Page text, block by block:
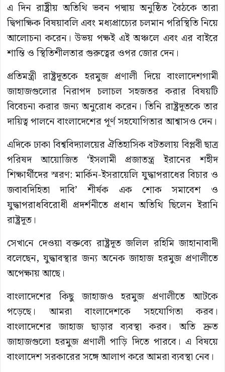
এ দিন রাষ্ট্রীয় অতিথি ভবন পদ্মায় অনুষ্ঠিত বৈঠকে তারা
দ্বিপাক্ষিক বিষয়াবলি এবং মধ্যপ্রাচ্যের চলমান পরিস্থিতি নিয়ে
আলোচনা করেন। উভয় পক্ষই এই অঞ্চলে এবং এর বাইরে
শান্তি ও স্থিতিশীলতার গুরুত্বের ওপর জোর দেন।
প্রতিমন্ত্রী রাষ্ট্রদূতকে হরমুজ প্রণালী দিয়ে বাংলাদেশগামী
জাহাজগুলোর নিরাপদ চলাচল সহজতর করার বিষয়টি
বিবেচনা করার জন্য অনুরোধ করেন। তিনি রাষ্ট্রদূতকে তার
দায়িত্ব পালনে বাংলাদেশের পূর্ণ সহযোগিতার আশ্বাসও দেন।
এদিকে ঢাকা বিশ্ববিদ্যালয়ের ঐতিহাসিক বটতলায় বিপ্লবী ছাত্র
পরিষদ আয়োজিত ‘ইসলামী প্রজাতন্ত্র ইরানের শহীদ
শিক্ষার্থীদের স্মরণ: মার্কিন-ইসরায়েলি যুদ্ধাপরাধের বিচার ও
জবাবদিহিতা দাবি’ শীর্ষক এক শোক সমাবেশ ও
যুদ্ধাপরাধবিরোধী প্রদর্শনীতে প্রধান অতিথি ছিলেন ইরানি
রাষ্ট্রদূত।
সেখা‌নে দেওয়া বক্ত‌ব্যে রাষ্ট্রদূত জলিল রহিমি জাহানাবাদী
বলেছেন, যুদ্ধাবস্থার জন্য অনেক জাহাজ হরমুজ প্রণালীতে
অপেক্ষায় আছে।
বাংলাদেশের কিছু জাহাজও হরমুজ প্রণালীতে আটকে
পড়েছে। আমরা বাংলাদেশকে সহযোগিতা করব।
বাংলাদেশের জাহাজ ছাড়ার ব্যবস্থা করব। অতি দ্রুত
জাহাজগুলো হরমুজ প্রণালী পাড়ি দিতে পারবে। এ বিষয়ে
বাংলাদেশ সরকারের সঙ্গে আলাপ করে আমরা ব্যবস্থা নেব।